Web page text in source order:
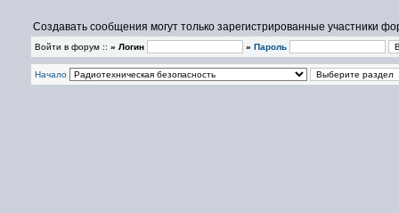
Создавать сообщения могут только зарегистрированные участники
Войти в форум :: » Логин » Пароль
Начало